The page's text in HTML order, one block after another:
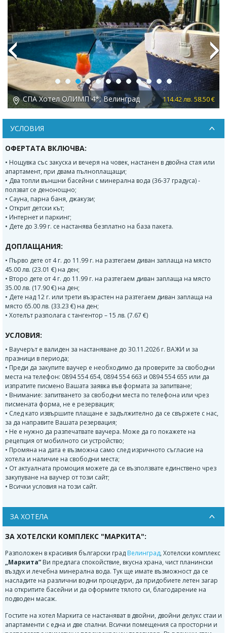
СПА Хотел ОЛИМП 4*, Велинград 114.42 лв. 58.50 €
Previous Next
УСЛОВИЯ
ОФЕРТАТА ВКЛЮЧВА:
• Нощувка със закуска и вечеря на човек, настанен в двойна стая или
апартамент, при двама пълноплащащи;
• Два топли външни басейни с минерална вода (36-37 градуса) -
ползват се денонощно;
• Сауна, парна баня, джакузи;
• Открит детски кът;
• Интернет и паркинг;
• Дете до 3.99 г. се настанява безплатно на база пакета.
ДОПЛАЩАНИЯ:
• Първо дете от 4 г. до 11.99 г. на разтегаем диван заплаща на място
45.00 лв. (23.01 €) на ден;
• Второ дете от 4 г. до 11.99 г. на разтегаем диван заплаща на място
35.00 лв. (17.90 €) на ден;
• Дете над 12 г. или трети възрастен на разтегаем диван заплаща на
място 65.00 лв. (33.23 €) на ден;
• Хотелът разполага с тангентор – 15 лв. (7.67 €)
УСЛОВИЯ:
• Ваучерът е валиден за настаняване до 30.11.2026 г. ВАЖИ и за
празници в периода;
• Преди да закупите ваучер е необходимо да проверите за свободни
места на телефон: 0894 554 654, 0894 554 663 и 0894 554 655 или да
изпратите писмено Вашата заявка във формата за запитване;
• Внимание: запитването за свободни места по телефона или чрез
писмената форма, не е резервация;
• След като извършите плащане е задължително да се свържете с нас,
за да направите Вашата резервация;
• Не е нужно да разпечатвате ваучера. Може да го покажете на
рецепция от мобилното си устройство;
• Промяна на дата е възможна само след изричното съгласие на
хотела и наличие на свободни места;
• От актуалната промоция можете да се възползвате единствено чрез
закупуване на ваучер от този сайт;
• Всички условия на този сайт.
ЗА ХОТЕЛА
ЗА ХОТЕЛСКИ КОМПЛЕКС "МАРКИТА":
Разположен в красивия български град Велинград, Хотелски комплекс
„Маркита” Ви предлага спокойствие, вкусна храна, чист планински
въздух и лечебна минерална вода. Тук ще имате възможност да се
насладите на различни водни процедури, да придобиете летен загар
на откритите басейни и да оформите тялото си, благодарение на
подводен масаж.
Гостите на хотел Маркита се настаняват в двойни, двойни делукс стаи и
апартаменти с една и две спални. Всички помещения са просторни и